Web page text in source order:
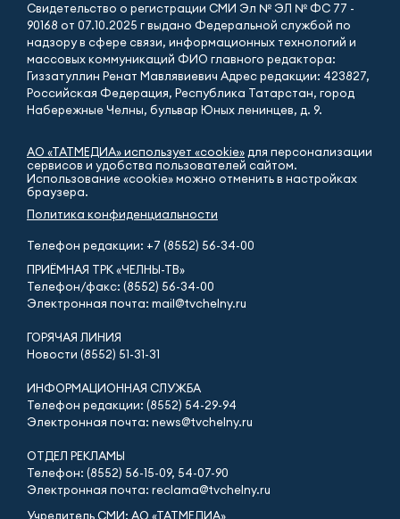
Свидетельство о регистрации СМИ Эл № ЭЛ № ФС 77 -
90168 от 07.10.2025 г выдано Федеральной службой по
надзору в сфере связи, информационных технологий и
массовых коммуникаций ФИО главного редактора:
Гиззатуллин Ренат Мавлявиевич Адрес редакции: 423827,
Российская Федерация, Республика Татарстан, город
Набережные Челны, бульвар Юных ленинцев, д. 9.
АО «ТАТМЕДИА» использует «cookie» для персонализации
сервисов и удобства пользователей сайтом.
Использование «cookie» можно отменить в настройках
браузера.
Политика конфиденциальности
Телефон редакции: +7 (8552) 56-34-00
ПРИЁМНАЯ ТРК «ЧЕЛНЫ-ТВ»
Телефон/факс: (8552) 56-34-00
Электронная почта: mail@tvchelny.ru
ГОРЯЧАЯ ЛИНИЯ
Новости (8552) 51-31-31
ИНФОРМАЦИОННАЯ СЛУЖБА
Телефон редакции: (8552) 54-29-94
Электронная почта: news@tvchelny.ru
ОТДЕЛ РЕКЛАМЫ
Телефон: (8552) 56-15-09, 54-07-90
Электронная почта: reclama@tvchelny.ru
Учредитель СМИ: АО «ТАТМЕДИА»